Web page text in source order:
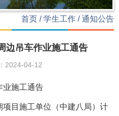
首页 /学生工作 /通知公告
边吊车作业施工通告
2024-04-12
业施工通告
目施工单位（中建八局）计